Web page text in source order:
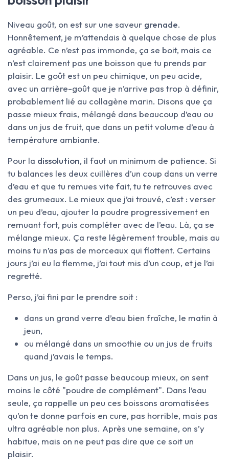
Niveau goût, on est sur une saveur grenade.
Honnêtement, je m’attendais à quelque chose de plus
agréable. Ce n’est pas immonde, ça se boit, mais ce
n’est clairement pas une boisson que tu prends par
plaisir. Le goût est un peu chimique, un peu acide,
avec un arrière-goût que je n’arrive pas trop à définir,
probablement lié au collagène marin. Disons que ça
passe mieux frais, mélangé dans beaucoup d’eau ou
dans un jus de fruit, que dans un petit volume d’eau à
température ambiante.
Pour la dissolution, il faut un minimum de patience. Si
tu balances les deux cuillères d’un coup dans un verre
d’eau et que tu remues vite fait, tu te retrouves avec
des grumeaux. Le mieux que j’ai trouvé, c’est : verser
un peu d’eau, ajouter la poudre progressivement en
remuant fort, puis compléter avec de l’eau. Là, ça se
mélange mieux. Ça reste légèrement trouble, mais au
moins tu n’as pas de morceaux qui flottent. Certains
jours j’ai eu la flemme, j’ai tout mis d’un coup, et je l’ai
regretté.
Perso, j’ai fini par le prendre soit :
dans un grand verre d’eau bien fraîche, le matin à
jeun,
ou mélangé dans un smoothie ou un jus de fruits
quand j’avais le temps.
Dans un jus, le goût passe beaucoup mieux, on sent
moins le côté "poudre de complément". Dans l’eau
seule, ça rappelle un peu ces boissons aromatisées
qu’on te donne parfois en cure, pas horrible, mais pas
ultra agréable non plus. Après une semaine, on s’y
habitue, mais on ne peut pas dire que ce soit un
plaisir.